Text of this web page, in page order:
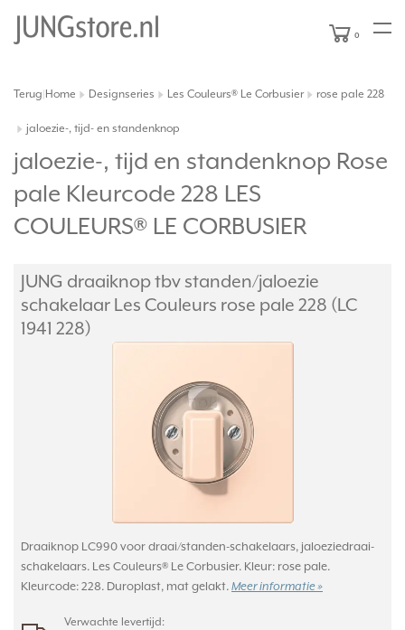
0
Terug Home Designseries Les Couleurs® Le Corbusier rose pale 228
jaloezie-, tijd- en standenknop
jaloezie-, tijd en standenknop Rose
pale Kleurcode 228 LES
COULEURS® LE CORBUSIER
JUNG draaiknop tbv standen/jaloezie
schakelaar Les Couleurs rose pale 228 (LC
1941 228)
Draaiknop LC990 voor draai/standen-schakelaars, jaloeziedraai-
schakelaars. Les Couleurs® Le Corbusier. Kleur: rose pale.
Kleurcode: 228. Duroplast, mat gelakt. Meer informatie »
Verwachte levertijd: